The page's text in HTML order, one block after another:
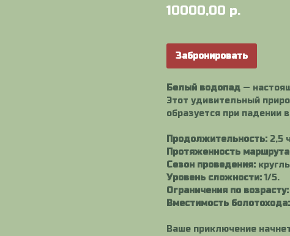
10000,00 р.
Забронировать
Белый водопад —
Этот удивительный
образуется при падении
Продолжительность: 2,5
Протяженность
Сезон проведения:
Уровень сложности: 1/5.
Ограничения по возрасту:
Вместимость болотохода:
Ваше приключение